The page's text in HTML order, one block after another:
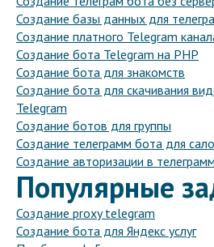
Создание базы данных для
Создание платного Telegram
Создание бота Telegram на PHP
Создание бота для знакомств
Создание бота для скачивания
Telegram
Создание ботов для группы
Создание телеграмм бота для
Создание авторизации в
Популярные
Создание proxy telegram
Создание бота для Яндекс услуг